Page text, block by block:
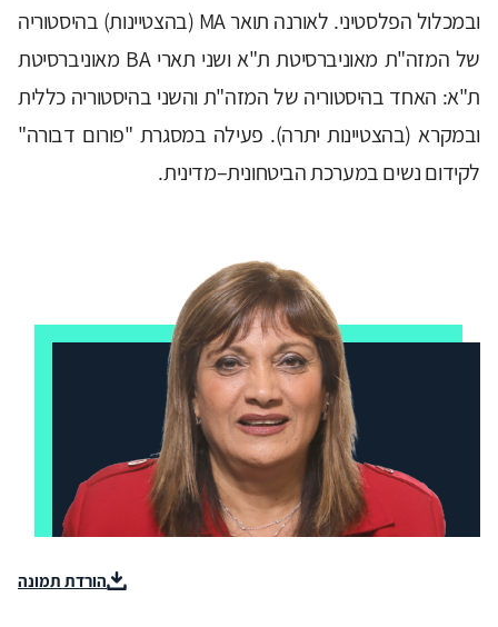
ובמכלול הפלסטיני. לאורנה תואר MA (בהצטיינות) בהיסטוריה
של המזה"ת מאוניברסיטת ת"א ושני תארי BA מאוניברסיטת
ת"א: האחד בהיסטוריה של המזה"ת והשני בהיסטוריה כללית
ובמקרא (בהצטיינות יתרה). פעילה במסגרת "פורום דבורה"
לקידום נשים במערכת הביטחונית–מדינית.
הורדת תמונה